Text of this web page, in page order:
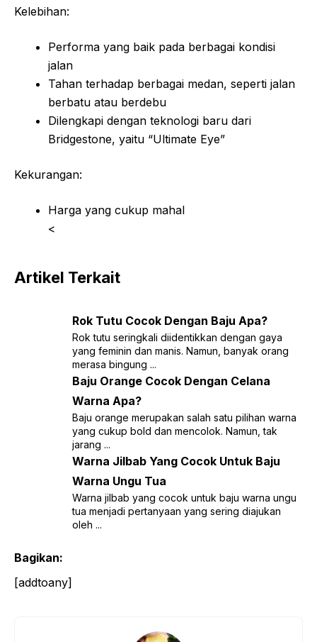
Kelebihan:
Performa yang baik pada berbagai kondisi
jalan
Tahan terhadap berbagai medan, seperti jalan
berbatu atau berdebu
Dilengkapi dengan teknologi baru dari
Bridgestone, yaitu “Ultimate Eye”
Kekurangan:
Harga yang cukup mahal
<
Artikel Terkait
Rok Tutu Cocok Dengan Baju Apa?
Rok tutu seringkali diidentikkan dengan gaya
yang feminin dan manis. Namun, banyak orang
merasa bingung ...
Baju Orange Cocok Dengan Celana
Warna Apa?
Baju orange merupakan salah satu pilihan warna
yang cukup bold dan mencolok. Namun, tak
jarang ...
Warna Jilbab Yang Cocok Untuk Baju
Warna Ungu Tua
Warna jilbab yang cocok untuk baju warna ungu
tua menjadi pertanyaan yang sering diajukan
oleh ...
Bagikan:
[addtoany]